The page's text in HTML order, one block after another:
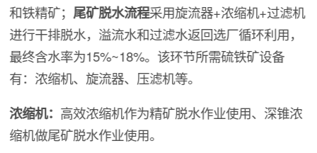
和铁精矿； 尾矿脱水流程采用旋流器+浓缩机+过滤机
进行干排脱水，溢流水和过滤水返回选厂循环利用，
最终含水率为15%~18%。该环节所需硫铁矿设备
有：浓缩机、旋流器、压滤机等。
浓缩机： 高效浓缩机作为精矿脱水作业使用、深锥浓
缩机做尾矿脱水作业使用。